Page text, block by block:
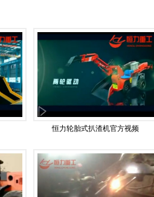
恒力轮胎式扒渣机官方视频